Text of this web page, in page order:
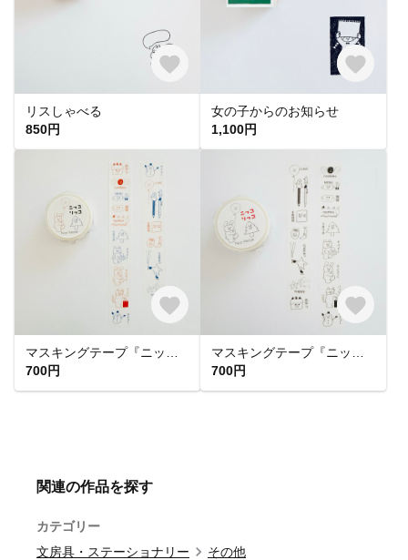
リスしゃべる
850円
女の子からのお知らせ
1,100円
700円
700円
関連の作品を探す
カテゴリー
文房具・ステーショナリー
その他